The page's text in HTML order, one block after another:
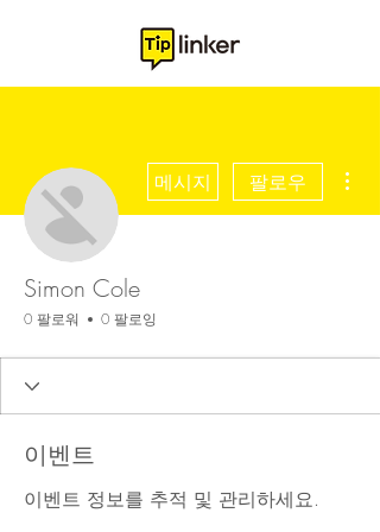
메시지 팔로우
Simon Cole
0 팔로워 0 팔로잉
이벤트
이벤트 정보를 추적 및 관리하세요.